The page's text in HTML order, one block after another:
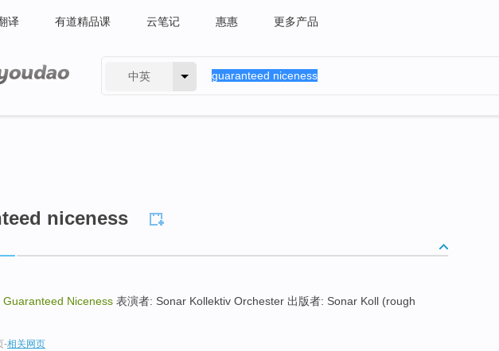
译 有道精品课 云笔记 惠惠 更多产品
中英
niceness
Guaranteed Niceness 表演者: Sonar Kollektiv Orchester 出版者: Sonar Koll (rough
-相关网页